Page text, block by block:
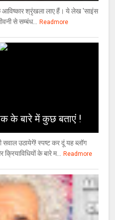
श्रृंखला लाए हैं। ये लेख 'साइंस
से सम्बंध...
Readmore
के बारे में कुछ बताएं !
सवाल उठायेगें! स्पष्ट कर दूं यह ब्लॉग
के बारे म...
Readmore